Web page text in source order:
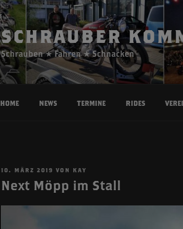
SCHRAUBER
Schrauben ★ Fahren ★ Schnacken
Home News Termine Rides
VERÖFFENTLICHT
10. MÄRZ 2019 VON KAY
Next Möpp im Stall